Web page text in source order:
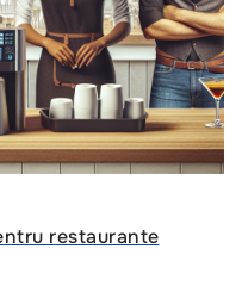
restaurante